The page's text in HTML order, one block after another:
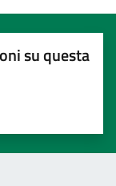
su questa